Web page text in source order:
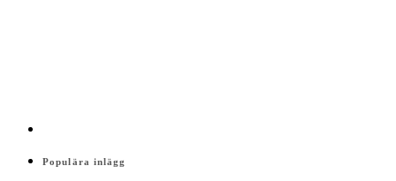
Populära inlägg